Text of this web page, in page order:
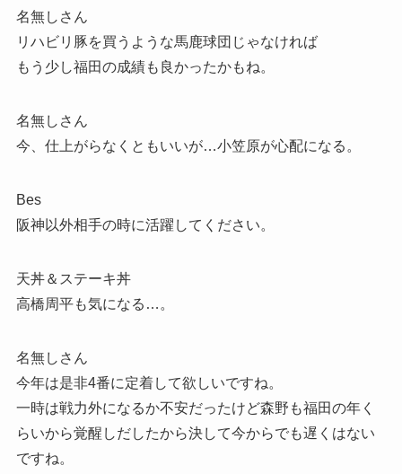
名無しさん
リハビリ豚を買うような馬鹿球団じゃなければ
もう少し福田の成績も良かったかもね。
名無しさん
今、仕上がらなくともいいが…小笠原が心配になる。
Bes
阪神以外相手の時に活躍してください。
天丼＆ステーキ丼
高橋周平も気になる…。
名無しさん
今年は是非4番に定着して欲しいですね。
一時は戦力外になるか不安だったけど森野も福田の年く
らいから覚醒しだしたから決して今からでも遅くはない
ですね。